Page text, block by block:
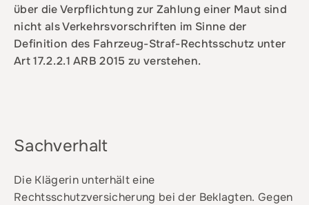
über die Verpflichtung zur Zahlung einer Maut sind
nicht als Verkehrsvorschriften im Sinne der
Definition des Fahrzeug-Straf-Rechtsschutz unter
Art 17.2.2.1 ARB 2015 zu verstehen.
Sachverhalt
Die Klägerin unterhält eine
Rechtsschutzversicherung bei der Beklagten. Gegen